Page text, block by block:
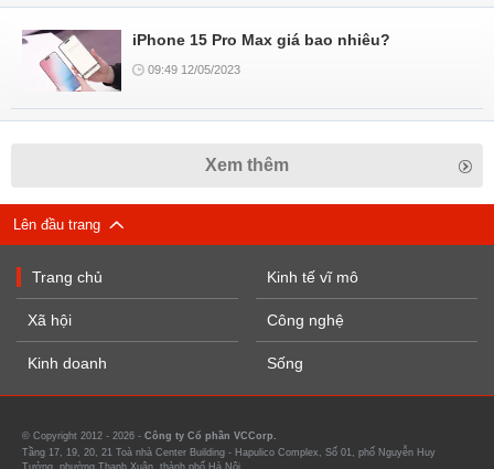
iPhone 15 Pro Max giá bao nhiêu?
09:49 12/05/2023
Xem thêm
Lên đầu trang
Trang chủ
Xã hội
Kinh doanh
Kinh tế vĩ mô
Công nghệ
Sống
© Copyright 2012 - 2026 - Công ty Cổ phần VCCorp.
Tầng 17, 19, 20, 21 Toà nhà Center Building - Hapulico Complex, Số 01, phố Nguyễn Huy
Tưởng, phường Thanh Xuân, thành phố Hà Nội